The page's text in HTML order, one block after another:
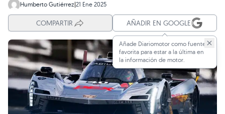
Humberto Gutiérrez|21 Ene 2025
COMPARTIR AÑADIR EN GOOGLE
Añade Diariomotor como fuente
favorita para estar a la última en
la información de motor.